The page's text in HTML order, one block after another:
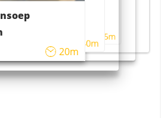
45m
20m
40m
4 55m